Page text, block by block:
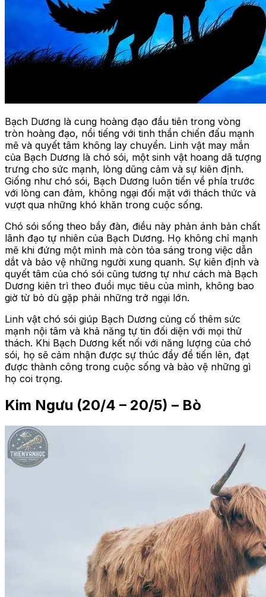
Bạch Dương là cung hoàng đạo đầu tiên trong vòng
tròn hoàng đạo, nổi tiếng với tinh thần chiến đấu mạnh
mẽ và quyết tâm không lay chuyển. Linh vật may mắn
của Bạch Dương là chó sói, một sinh vật hoang dã tượng
trưng cho sức mạnh, lòng dũng cảm và sự kiên định.
Giống như chó sói, Bạch Dương luôn tiến về phía trước
với lòng can đảm, không ngại đối mặt với thách thức và
vượt qua những khó khăn trong cuộc sống.
Chó sói sống theo bầy đàn, điều này phản ánh bản chất
lãnh đạo tự nhiên của Bạch Dương. Họ không chỉ mạnh
mẽ khi đứng một mình mà còn tỏa sáng trong việc dẫn
dắt và bảo vệ những người xung quanh. Sự kiên định và
quyết tâm của chó sói cũng tương tự như cách mà Bạch
Dương kiên trì theo đuổi mục tiêu của mình, không bao
giờ từ bỏ dù gặp phải những trở ngại lớn.
Linh vật chó sói giúp Bạch Dương củng cố thêm sức
mạnh nội tâm và khả năng tự tin đối diện với mọi thử
thách. Khi Bạch Dương kết nối với năng lượng của chó
sói, họ sẽ cảm nhận được sự thúc đẩy để tiến lên, đạt
được thành công trong cuộc sống và bảo vệ những gì
họ coi trọng.
Kim Ngưu (20/4 – 20/5) – Bò